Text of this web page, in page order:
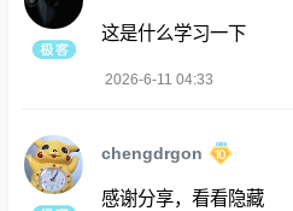
这是什么学习一下
2026-6-11 04:33
chengdrgon
感谢分享，看看隐藏